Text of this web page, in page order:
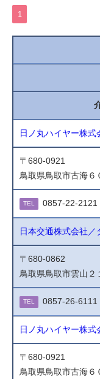
1
日ノ丸ハイヤー株式
〒680-0921
鳥取県鳥取市古海６
TEL 0857-22-2121
日本交通株式会社
〒680-0862
鳥取県鳥取市雲山２
TEL 0857-26-6111
日ノ丸ハイヤー株式
〒680-0921
鳥取県鳥取市古海６